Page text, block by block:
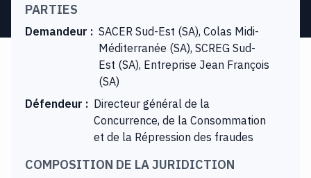
PARTIES
Demandeur : SACER Sud-Est (SA), Colas Midi-
Méditerranée (SA), SCREG Sud-
Est (SA), Entreprise Jean François
(SA)
Défendeur : Directeur général de la
Concurrence, de la Consommation
et de la Répression des fraudes
COMPOSITION DE LA JURIDICTION